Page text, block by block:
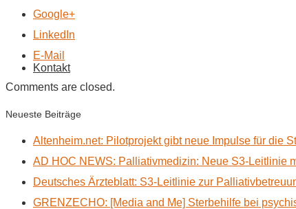
Kontakt
Google+
LinkedIn
E-Mail
Comments are closed.
Neueste Beiträge
Altenheim.net: Pilotprojekt gibt neue Impulse für die
AD HOC NEWS: Palliativmedizin: Neue S3-Leitlinie
Deutsches Ärzteblatt: S3-Leitlinie zur
GRENZECHO: [Media and Me] Sterbehilfe bei